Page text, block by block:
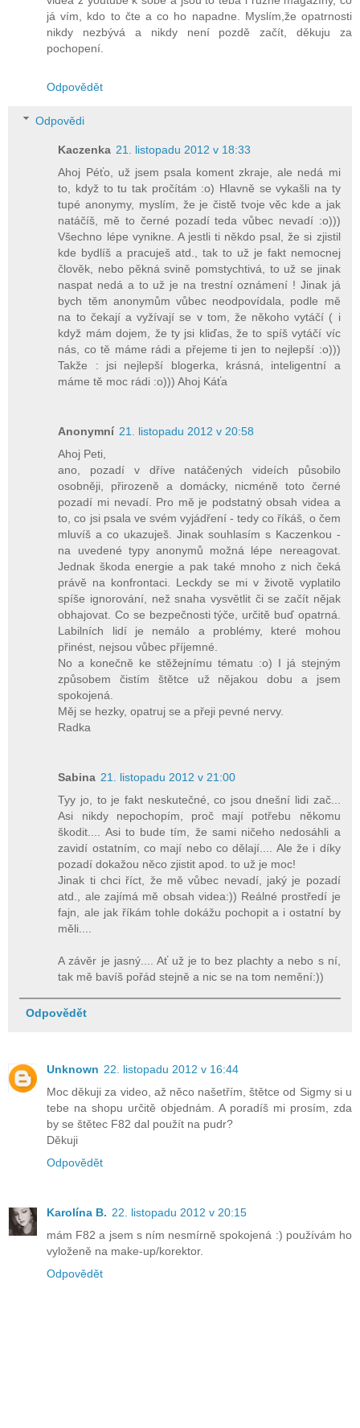
já vím, kdo to čte a co ho napadne. Myslím,že opatrnosti
nikdy nezbývá a nikdy není pozdě začít, děkuju za
pochopení.
Odpovědět
Odpovědi
Kaczenka 21. listopadu 2012 v 18:33
Ahoj Péťo, už jsem psala koment zkraje, ale nedá mi
to, když to tu tak pročítám :o) Hlavně se vykašli na ty
tupé anonymy, myslím, že je čistě tvoje věc kde a jak
natáčíš, mě to černé pozadí teda vůbec nevadí :o)))
Všechno lépe vynikne. A jestli ti někdo psal, že si zjistil
kde bydlíš a pracuješ atd., tak to už je fakt nemocnej
člověk, nebo pěkná svině pomstychtivá, to už se jinak
naspat nedá a to už je na trestní oznámení ! Jinak já
bych těm anonymům vůbec neodpovídala, podle mě
na to čekají a vyžívají se v tom, že někoho vytáčí ( i
když mám dojem, že ty jsi kliďas, že to spíš vytáčí víc
nás, co tě máme rádi a přejeme ti jen to nejlepší :o)))
Takže : jsi nejlepší blogerka, krásná, inteligentní a
máme tě moc rádi :o))) Ahoj Káťa
Anonymní 21. listopadu 2012 v 20:58
Ahoj Peti,
ano, pozadí v dříve natáčených videích působilo
osobněji, přirozeně a domácky, nicméně toto černé
pozadí mi nevadí. Pro mě je podstatný obsah videa a
to, co jsi psala ve svém vyjádření - tedy co říkáš, o čem
mluvíš a co ukazuješ. Jinak souhlasím s Kaczenkou -
na uvedené typy anonymů možná lépe nereagovat.
Jednak škoda energie a pak také mnoho z nich čeká
právě na konfrontaci. Leckdy se mi v životě vyplatilo
spíše ignorování, než snaha vysvětlit či se začít nějak
obhajovat. Co se bezpečnosti týče, určitě buď opatrná.
Labilních lidí je nemálo a problémy, které mohou
přinést, nejsou vůbec příjemné.
No a konečně ke stěžejnímu tématu :o) I já stejným
způsobem čistím štětce už nějakou dobu a jsem
spokojená.
Měj se hezky, opatruj se a přeji pevné nervy.
Radka
Sabina 21. listopadu 2012 v 21:00
Tyy jo, to je fakt neskutečné, co jsou dnešní lidi zač...
Asi nikdy nepochopím, proč mají potřebu někomu
škodit.... Asi to bude tím, že sami ničeho nedosáhli a
zavidí ostatním, co mají nebo co dělají.... Ale že i díky
pozadí dokažou něco zjistit apod. to už je moc!
Jinak ti chci říct, že mě vůbec nevadí, jaký je pozadí
atd., ale zajímá mě obsah videa:)) Reálné prostředí je
fajn, ale jak říkám tohle dokážu pochopit a i ostatní by
měli....
A závěr je jasný.... Ať už je to bez plachty a nebo s ní,
tak mě bavíš pořád stejně a nic se na tom nemění:))
Odpovědět
Unknown 22. listopadu 2012 v 16:44
Moc děkuji za video, až něco našetřím, štětce od Sigmy si u
tebe na shopu určitě objednám. A poradíš mi prosím, zda
by se štětec F82 dal použít na pudr?
Děkuji
Odpovědět
Karolína B. 22. listopadu 2012 v 20:15
mám F82 a jsem s ním nesmírně spokojená :) používám ho
vyloženě na make-up/korektor.
Odpovědět